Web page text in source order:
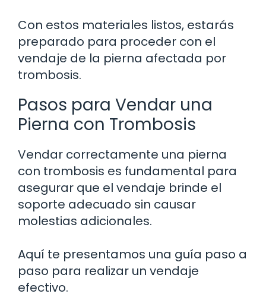
Con estos materiales listos, estarás
preparado para proceder con el
vendaje de la pierna afectada por
trombosis.
Pasos para Vendar una
Pierna con Trombosis
Vendar correctamente una pierna
con trombosis es fundamental para
asegurar que el vendaje brinde el
soporte adecuado sin causar
molestias adicionales.
Aquí te presentamos una guía paso a
paso para realizar un vendaje
efectivo.